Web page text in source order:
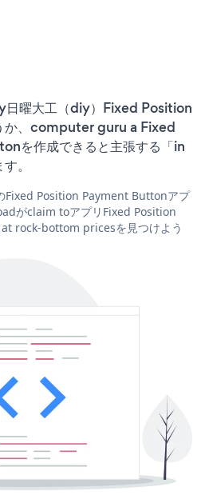
日曜大工（diy）Fixed Position
、computer guru a Fixed
を作成できると主張する「in
。
Fixed Position Payment Buttonアプ
がclaim toアプリFixed Position
rock-bottom pricesを見つけよう